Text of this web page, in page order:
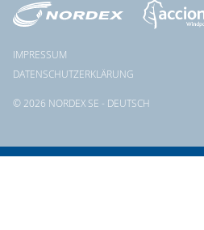
© 2026 NORDEX SE - DEUTSCH
IMPRESSUM
DATENSCHUTZERKLÄRUNG